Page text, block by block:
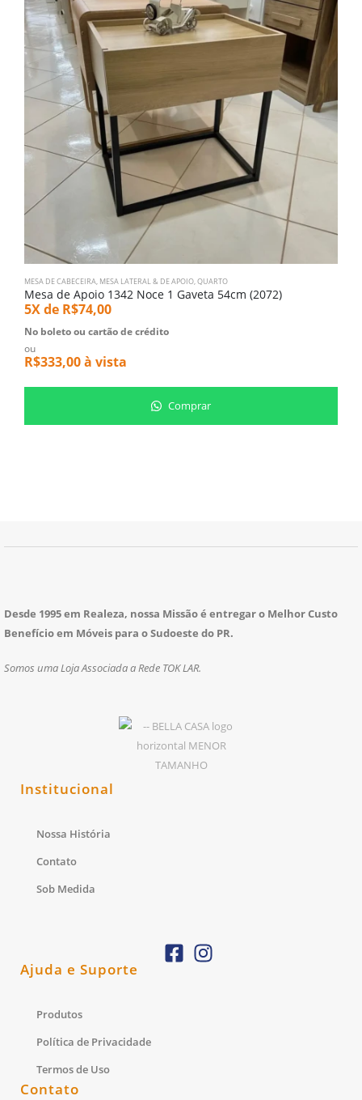
MESA DE CABECEIRA, MESA LATERAL & DE APOIO,QUARTO
Mesa de Apoio 1342 Noce 1 Gaveta 54cm (2072)
5X de R$74,00
No boleto ou cartão de crédito
ou
R$333,00à vista
Comprar
Desde 1995 em Realeza, nossa Missão é entregar o Melhor Custo
Benefício em Móveis para o Sudoeste do PR.
Somos uma Loja Associada a Rede TOK LAR.
Institucional
Nossa História
Contato
Sob Medida
Ajuda e Suporte
Produtos
Política de Privacidade
Termos de Uso
Contato